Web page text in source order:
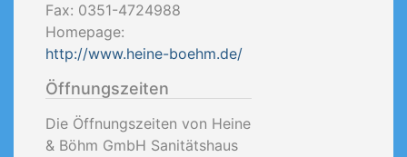
Fax: 0351-4724988
Homepage:
http://www.heine-boehm.de/
Öffnungszeiten
Die Öffnungszeiten von Heine
& Böhm GmbH Sanitätshaus